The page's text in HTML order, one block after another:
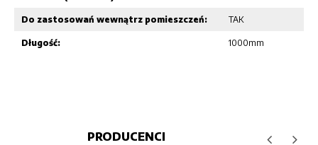
Do zastosowań wewnątrz pomieszczeń: TAK
Długość: 1000mm
PRODUCENCI